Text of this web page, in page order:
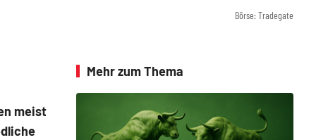
meist
Börse: Tradegate
Mehr zum Thema